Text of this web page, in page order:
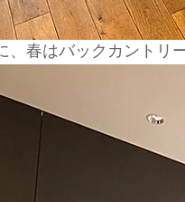
、春はバックカントリ